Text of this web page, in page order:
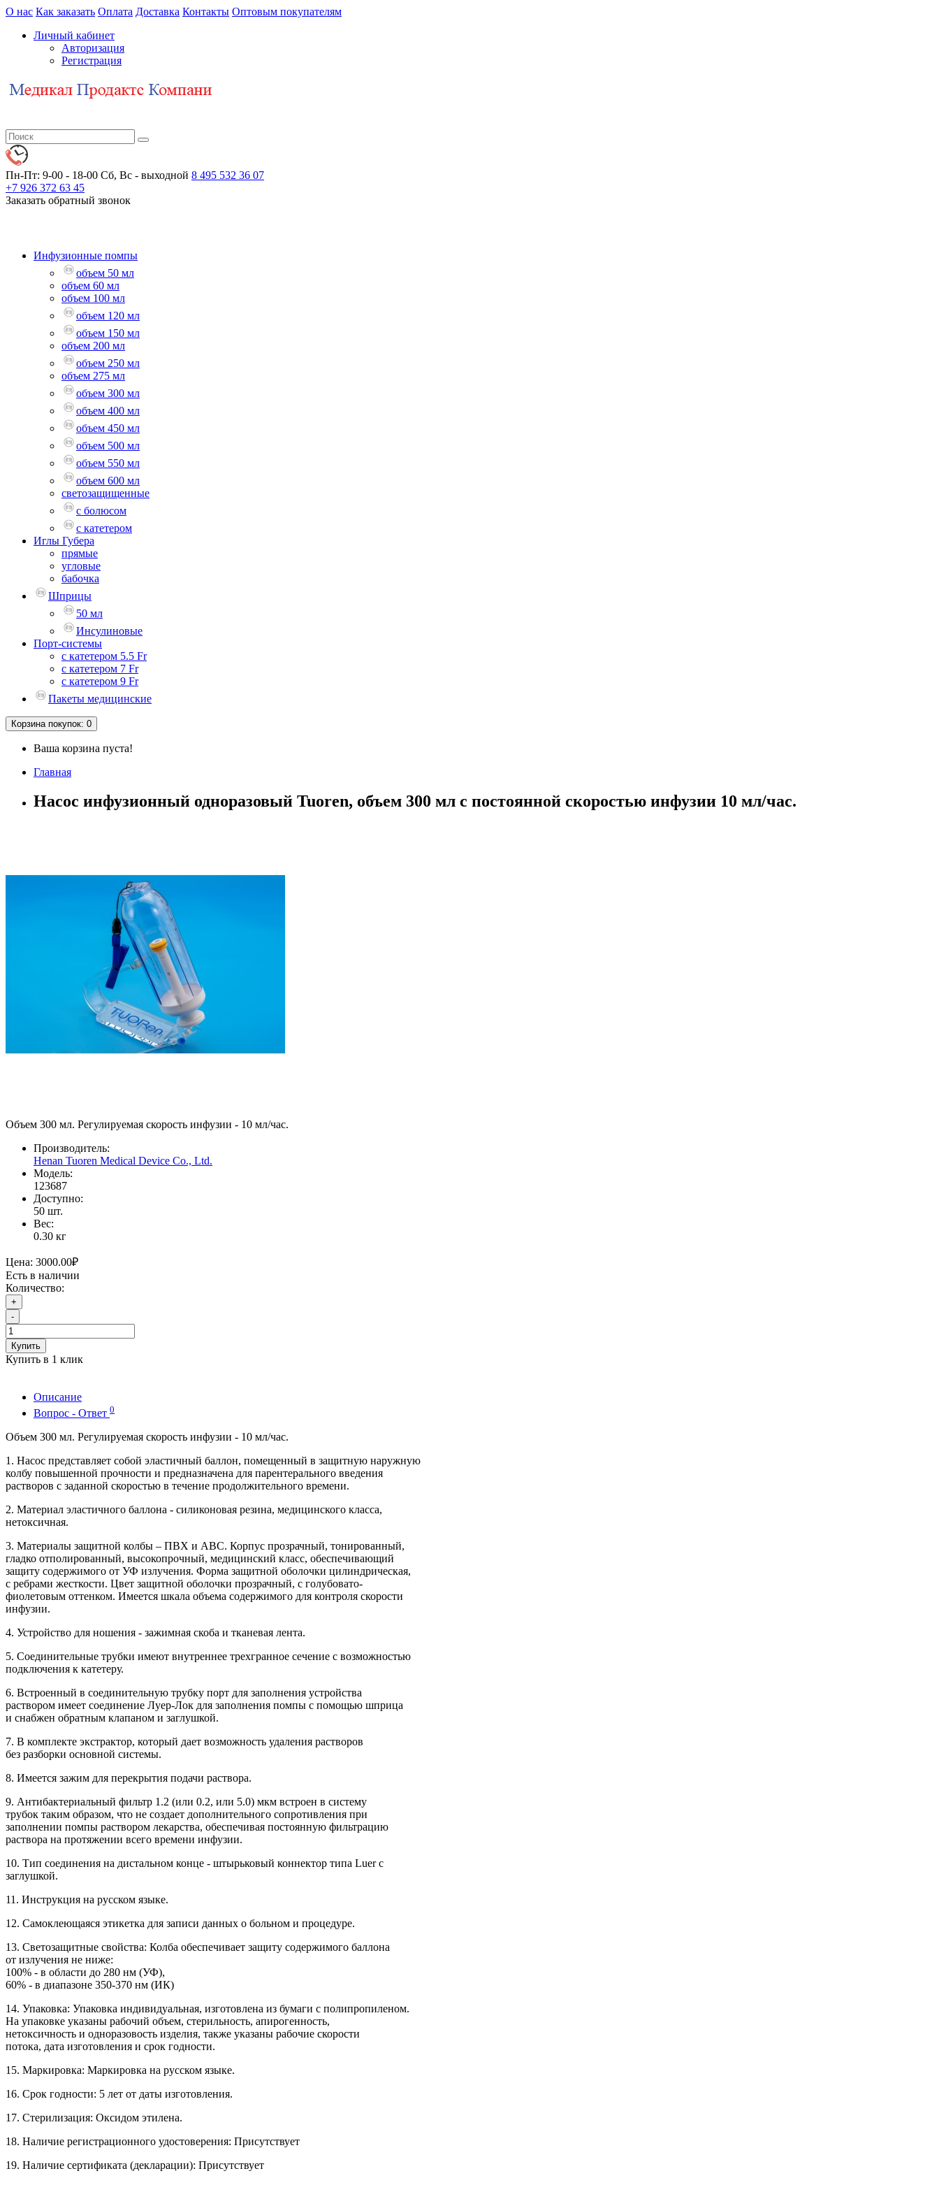
О нас Как заказать Оплата Доставка Контакты Оптовым покупателям
Личный кабинет
Авторизация
Регистрация
Пн-Пт: 9-00 - 18-00 Сб, Вс - выходной 8 495 532 36 07
+7 926 372 63 45
Заказать обратный звонок
Инфузионные помпы
объем 50 мл
объем 60 мл
объем 100 мл
объем 120 мл
объем 150 мл
объем 200 мл
объем 250 мл
объем 275 мл
объем 300 мл
объем 400 мл
объем 450 мл
объем 500 мл
объем 550 мл
объем 600 мл
светозащищенные
с болюсом
с катетером
Иглы Губера
прямые
угловые
бабочка
Шприцы
50 мл
Инсулиновые
Порт-системы
с катетером 5.5 Fr
с катетером 7 Fr
с катетером 9 Fr
Пакеты медицинские
Корзина покупок: 0
Ваша корзина пуста!
Главная
Насос инфузионный одноразовый Tuoren, объем 300 мл с постоянной скоростью инфузии 10 мл/час.
Объем 300 мл. Регулируемая скорость инфузии - 10 мл/час.
Производитель:
Henan Tuoren Medical Device Co., Ltd.
Модель:
123687
Доступно:
50 шт.
Вес:
0.30 кг
Цена: 3000.00₽
Есть в наличии
Количество:
+
-
Купить
Купить в 1 клик
Описание
Вопрос - Ответ 0
Объем 300 мл. Регулируемая скорость инфузии - 10 мл/час.
1. Насос представляет собой эластичный баллон, помещенный в защитную наружную
колбу повышенной прочности и предназначена для парентерального введения
растворов с заданной скоростью в течение продолжительного времени.
2. Материал эластичного баллона - силиконовая резина, медицинского класса,
нетоксичная.
3. Материалы защитной колбы – ПВХ и АВС. Корпус прозрачный, тонированный,
гладко отполированный, высокопрочный, медицинский класс, обеспечивающий
защиту содержимого от УФ излучения. Форма защитной оболочки цилиндрическая,
с ребрами жесткости. Цвет защитной оболочки прозрачный, с голубовато-
фиолетовым оттенком. Имеется шкала объема содержимого для контроля скорости
инфузии.
4. Устройство для ношения - зажимная скоба и тканевая лента.
5. Соединительные трубки имеют внутреннее трехгранное сечение с возможностью
подключения к катетеру.
6. Встроенный в соединительную трубку порт для заполнения устройства
раствором имеет соединение Луер-Лок для заполнения помпы с помощью шприца
и снабжен обратным клапаном и заглушкой.
7. В комплекте экстрактор, который дает возможность удаления растворов
без разборки основной системы.
8. Имеется зажим для перекрытия подачи раствора.
9. Антибактериальный фильтр 1.2 (или 0.2, или 5.0) мкм встроен в систему
трубок таким образом, что не создает дополнительного сопротивления при
заполнении помпы раствором лекарства, обеспечивая постоянную фильтрацию
раствора на протяжении всего времени инфузии.
10. Тип соединения на дистальном конце - штырьковый коннектор типа Luer с
заглушкой.
11. Инструкция на русском языке.
12. Самоклеющаяся этикетка для записи данных о больном и процедуре.
13. Светозащитные свойства: Колба обеспечивает защиту содержимого баллона
от излучения не ниже:
100% - в области до 280 нм (УФ),
60% - в диапазоне 350-370 нм (ИК)
14. Упаковка: Упаковка индивидуальная, изготовлена из бумаги с полипропиленом.
На упаковке указаны рабочий объем, стерильность, апирогенность,
нетоксичность и одноразовость изделия, также указаны рабочие скорости
потока, дата изготовления и срок годности.
15. Маркировка: Маркировка на русском языке.
16. Срок годности: 5 лет от даты изготовления.
17. Стерилизация: Оксидом этилена.
18. Наличие регистрационного удостоверения: Присутствует
19. Наличие сертификата (декларации): Присутствует